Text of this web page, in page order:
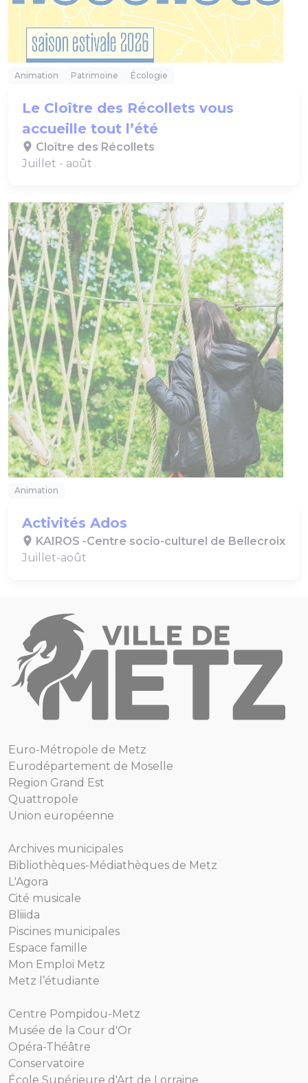
Animation Patrimoine Écologie
Le Cloître des Récollets vous
accueille tout l’été
Cloître des Récollets
Juillet - août
Animation
Activités Ados
KAIROS -Centre socio-culturel de Bellecroix
Juillet-août
Euro-Métropole de Metz
Eurodépartement de Moselle
Region Grand Est
Quattropole
Union européenne
Archives municipales
Bibliothèques-Médiathèques de Metz
L'Agora
Cité musicale
Bliiida
Piscines municipales
Espace famille
Mon Emploi Metz
Metz l’étudiante
Centre Pompidou-Metz
Musée de la Cour d'Or
Opéra-Théâtre
Conservatoire
École Supérieure d'Art de Lorraine